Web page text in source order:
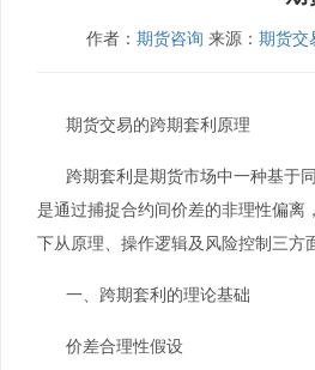
作者： 期货咨询 来源： 期货交
期货交易的跨期套利原理
跨期套利是期货市场中一种基于
是通过捕捉合约间价差的非理性偏离
下从原理、操作逻辑及风险控制三方
一、跨期套利的理论基础
价差合理性假设